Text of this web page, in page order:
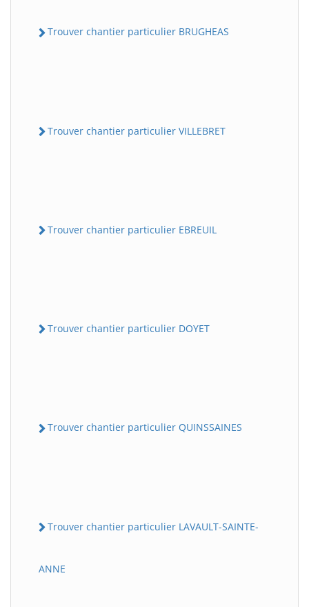
Trouver chantier particulier BRUGHEAS
Trouver chantier particulier VILLEBRET
Trouver chantier particulier EBREUIL
Trouver chantier particulier DOYET
Trouver chantier particulier QUINSSAINES
Trouver chantier particulier LAVAULT-SAINTE-
ANNE